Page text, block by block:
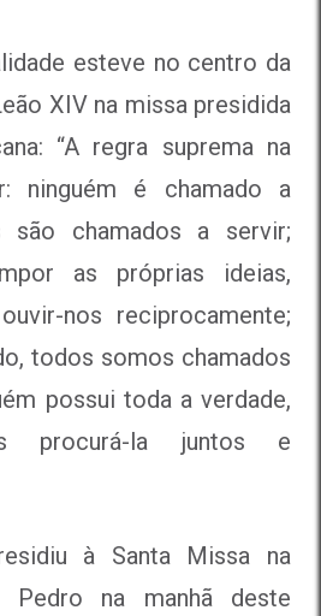
esteve no centro da
XIV na missa presidida
“A regra suprema na
ninguém é chamado a
são chamados a servir;
as próprias ideias,
nos reciprocamente;
todos somos chamados
possui toda a verdade,
procurá-la juntos e
à Santa Missa na
Pedro na manhã deste